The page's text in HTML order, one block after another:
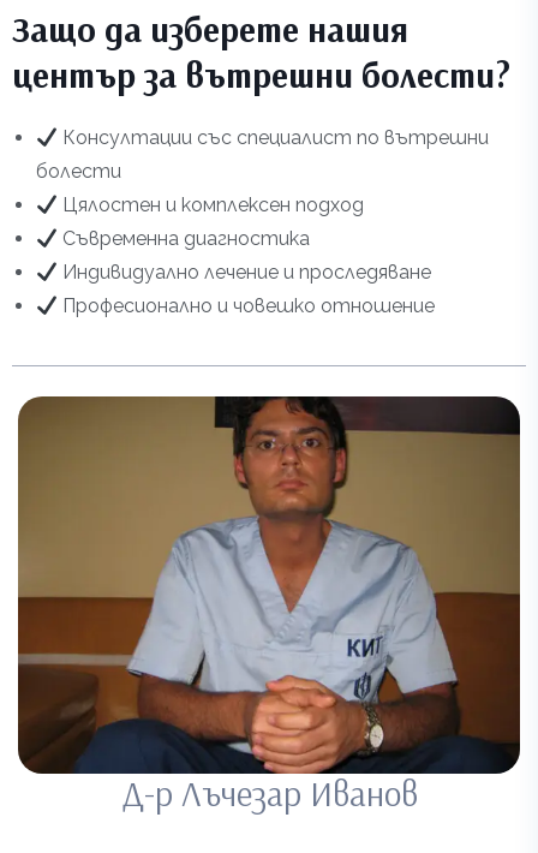
Защо да изберете нашия
център за вътрешни болести?
Консултации със специалист по вътрешни
болести
Цялостен и комплексен подход
Съвременна диагностика
Индивидуално лечение и проследяване
Професионално и човешко отношение
Д-р Лъчезар Иванов